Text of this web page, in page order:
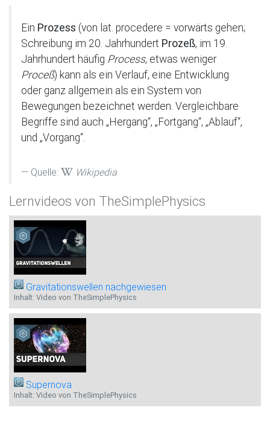
Ein Prozess (von lat. procedere = vorwärts gehen;
Schreibung im 20. Jahrhundert Prozeß, im 19.
Jahrhundert häufig Process, etwas weniger
Proceß) kann als ein Verlauf, eine Entwicklung
oder ganz allgemein als ein System von
Bewegungen bezeichnet werden. Vergleichbare
Begriffe sind auch „Hergang“, „Fortgang“, „Ablauf“,
und „Vorgang“.
Quelle: Wikipedia
Lernvideos von TheSimplePhysics
Gravitationswellen nachgewiesen
Inhalt: Video von TheSimplePhysics
Supernova
Inhalt: Video von TheSimplePhysics